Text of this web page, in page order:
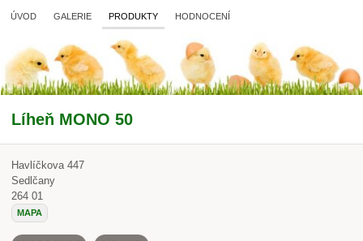
ÚVOD GALERIE PRODUKTY HODNOCENÍ
Líheň MONO 50
Havlíčkova 447
Sedlčany
264 01
MAPA